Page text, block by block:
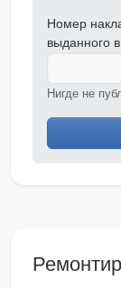
Номер
выданного
Нигде не